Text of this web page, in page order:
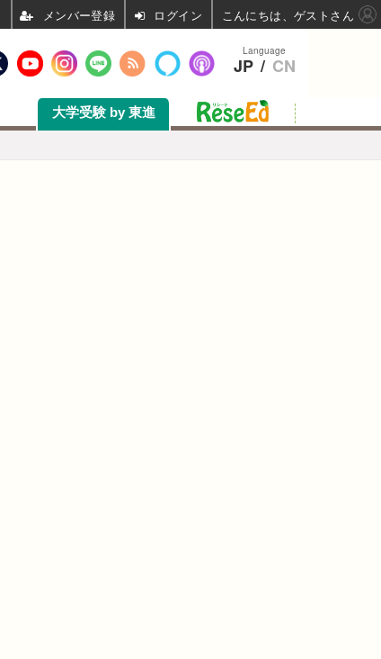
大学受験 by 東進
Language
JP / CN
ログイン こんにちは、ゲストさん